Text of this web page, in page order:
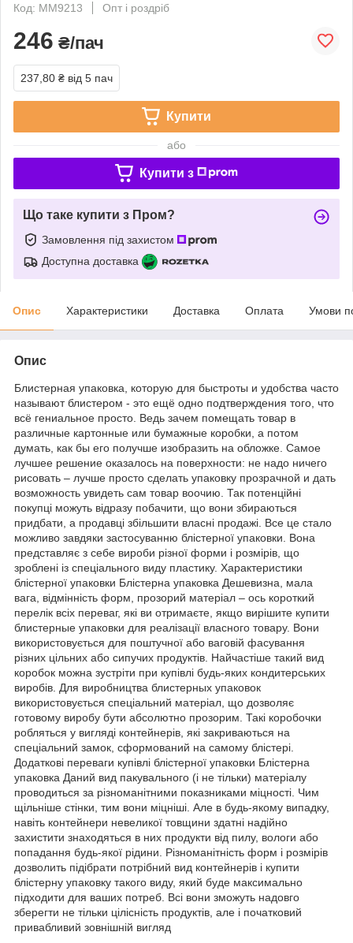
Код: MM9213
Опт і роздріб
246 ₴/пач
237,80 ₴ від 5 пач
Купити
або
Купити з
Що таке купити з Пром?
Замовлення під захистом
Доступна доставка
Опис Характеристики Доставка Оплата Умови
Опис
Блистерная упаковка, которую для быстроты и удобства часто
называют блистером - это ещё одно подтверждения того, что
всё гениальное просто. Ведь зачем помещать товар в
различные картонные или бумажные коробки, а потом
думать, как бы его получше изобразить на обложке. Самое
лучшее решение оказалось на поверхности: не надо ничего
рисовать – лучше просто сделать упаковку прозрачной и дать
возможность увидеть сам товар воочию. Так потенційні
покупці можуть відразу побачити, що вони збираються
придбати, а продавці збільшити власні продажі. Все це стало
можливо завдяки застосуванню блістерної упаковки. Вона
представляє з себе вироби різної форми і розмірів, що
зроблені із спеціального виду пластику. Характеристики
блістерної упаковки Блістерна упаковка Дешевизна, мала
вага, відмінність форм, прозорий матеріал – ось короткий
перелік всіх переваг, які ви отримаєте, якщо вирішите купити
блистерные упаковки для реалізації власного товару. Вони
використовується для поштучної або ваговій фасування
різних цільних або сипучих продуктів. Найчастіше такий вид
коробок можна зустріти при купівлі будь-яких кондитерських
виробів. Для виробництва блистерных упаковок
використовується спеціальний матеріал, що дозволяє
готовому виробу бути абсолютно прозорим. Такі коробочки
робляться у вигляді контейнерів, які закриваються на
спеціальний замок, сформований на самому блістері.
Додаткові переваги купівлі блістерної упаковки Блістерна
упаковка Даний вид пакувального (і не тільки) матеріалу
проводиться за різноманітними показниками міцності. Чим
щільніше стінки, тим вони міцніші. Але в будь-якому випадку,
навіть контейнери невеликої товщини здатні надійно
захистити знаходяться в них продукти від пилу, вологи або
попадання будь-якої рідини. Різноманітність форм і розмірів
дозволить підібрати потрібний вид контейнерів і купити
блістерну упаковку такого виду, який буде максимально
підходити для ваших потреб. Всі вони зможуть надовго
зберегти не тільки цілісність продуктів, але і початковий
привабливий зовнішній вигляд